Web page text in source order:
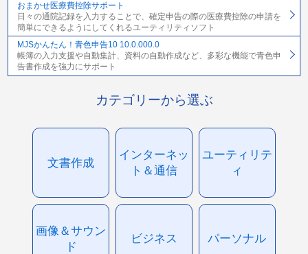
おまかせ医療費控除サポート
日々の通院記録を入力することで、確定申告の際の医療費控除の申請を
簡単にできるようにしてくれるユーティリティソフト
MJSかんたん！青色申告10 10.0.000.0
帳簿の入力支援や自動集計、資料の自動作成など、多彩な機能で青色申
告書作成を強力にサポート
カテゴリーから選ぶ
文書作成
インターネッ
ト＆通信
ユーティリテ
ィ
画像＆サウン
ド
ビジネス パーソナル